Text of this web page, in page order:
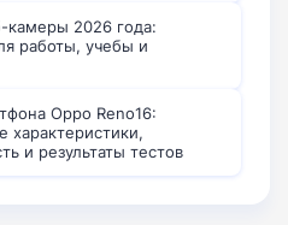
камеры 2026 года:
работы, учебы и
Oppo Reno16:
характеристики,
и результаты тестов